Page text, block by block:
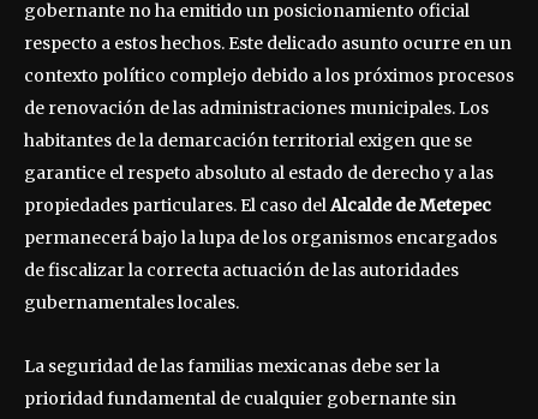
gobernante no ha emitido un posicionamiento oficial
respecto a estos hechos. Este delicado asunto ocurre en un
contexto político complejo debido a los próximos procesos
de renovación de las administraciones municipales. Los
habitantes de la demarcación territorial exigen que se
garantice el respeto absoluto al estado de derecho y a las
propiedades particulares. El caso delAlcalde de Metepec
permanecerá bajo la lupa de los organismos encargados
de fiscalizar la correcta actuación de las autoridades
gubernamentales locales.
La seguridad de las familias mexicanas debe ser la
prioridad fundamental de cualquier gobernante sin